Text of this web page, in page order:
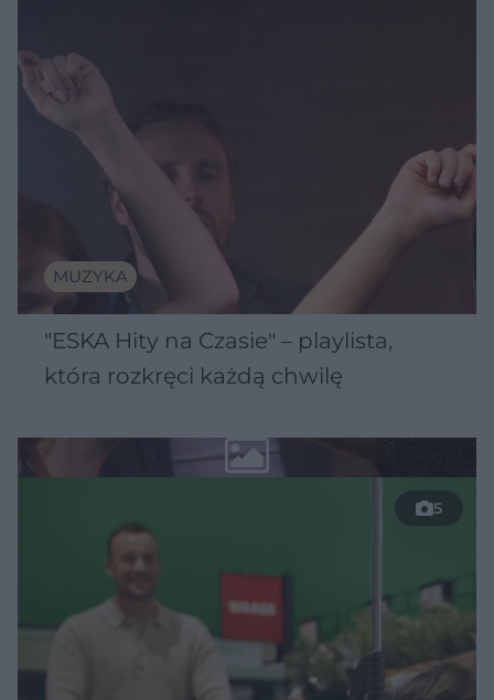
MUZYKA
"ESKA Hity na Czasie" – playlista,
która rozkręci każdą chwilę
5